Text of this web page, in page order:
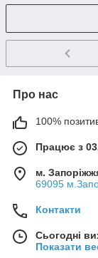
Про нас
100%
Працює з
м.
69095
Контакти
Сьогодні
Показати